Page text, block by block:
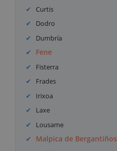
Curtis
Dodro
Dumbría
Fene
Fisterra
Frades
Irixoa
Laxe
Lousame
Malpica de Bergantiños